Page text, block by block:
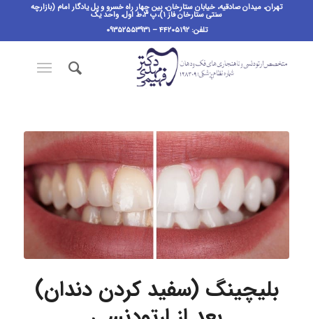
تهران، میدان صادقیه، خیابان ستارخان، بین چهار راه خسرو و پل یادگار امام (بازارچه
سنتی ستارخان فاز ۱)،پ ٣،ط اول، واحد یک
تلفن: ۴۴۲۰۵۱۹۲ – ۰۹۳۵۲۵۵۳۹۳۱
بلیچینگ (سفید کردن دندان)